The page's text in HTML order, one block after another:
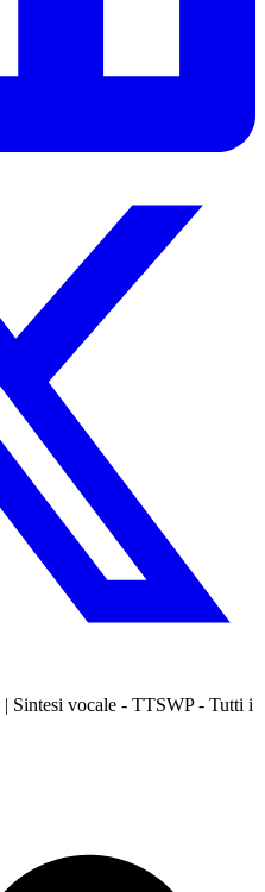
| Sintesi vocale - TTSWP - Tutti i